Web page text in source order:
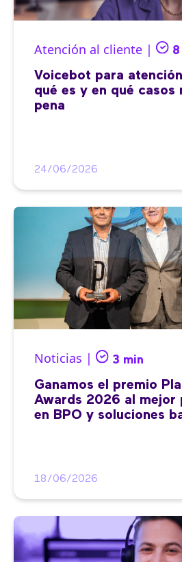
Atención al cliente | 8
Voicebot para
qué es y en qué casos
pena
24/06/2026
Noticias | 3 min
Ganamos el premio
Awards 2026 al mejor
en BPO y soluciones
18/06/2026